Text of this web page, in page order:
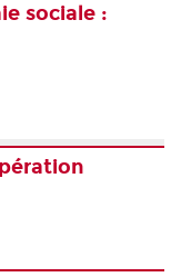
sociale :